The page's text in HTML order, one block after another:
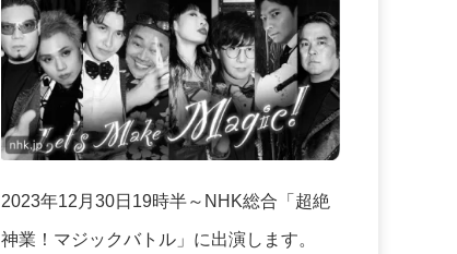
2023年12月30日19時半～NHK総合「超絶
神業！マジックバトル」に出演します。